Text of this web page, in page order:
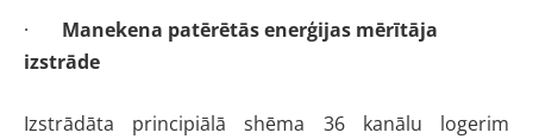
· Manekena patērētās enerģijas mērītāja
izstrāde
Izstrādāta principiālā shēma 36 kanālu logerim